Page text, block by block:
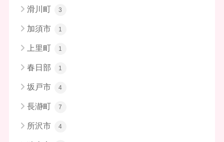
滑川町 3
加須市 1
上里町 1
春日部 1
坂戸市 4
長瀞町 7
所沢市 4